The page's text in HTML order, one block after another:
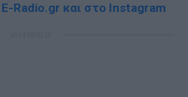
Radio.gr και στο Instagram